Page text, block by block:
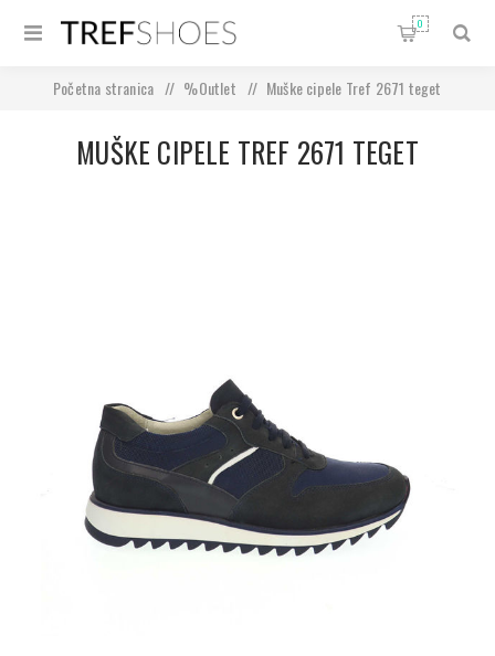
0
Početna stranica / %Outlet / Muške cipele Tref 2671 teget
MUŠKE CIPELE TREF 2671 TEGET